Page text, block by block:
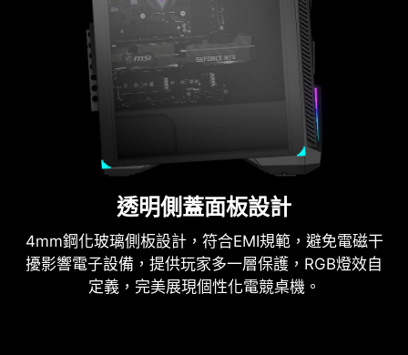
透明側蓋面板設計
4mm鋼化玻璃側板設計，符合EMI規範，避免電磁干
擾影響電子設備，提供玩家多一層保護，RGB燈效自
定義，完美展現個性化電競桌機。